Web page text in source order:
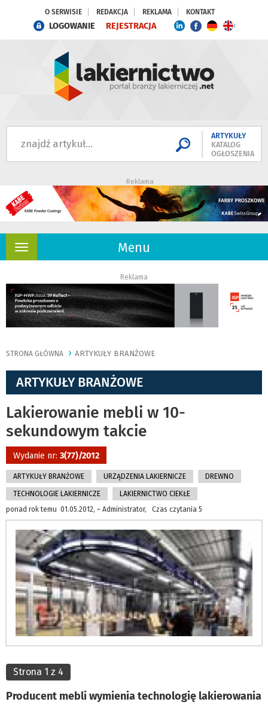
O SERWISIE REDAKCJA REKLAMA KONTAKT
LOGOWANIE REJESTRACJA
ARTYKUŁY
KATALOG
OGŁOSZENIA
Reklama
Menu
Rozwiń
Reklama
STRONA GŁÓWNA ARTYKUŁY BRANŻOWE
ARTYKUŁY BRANŻOWE
Lakierowanie mebli w 10-
sekundowym takcie
Wydanie nr: 3(77)/2012
ARTYKUŁY BRANŻOWE URZĄDZENIA LAKIERNICZE DREWNO
TECHNOLOGIE LAKIERNICZE
LAKIERNICTWO CIEKŁE
ponad rok temu 01.05.2012, ~ Administrator, Czas czytania 5
Strona 1 z 4
Producent mebli wymienia technologię lakierowania